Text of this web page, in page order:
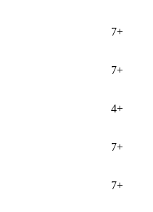
7+
7+
4+
7+
7+